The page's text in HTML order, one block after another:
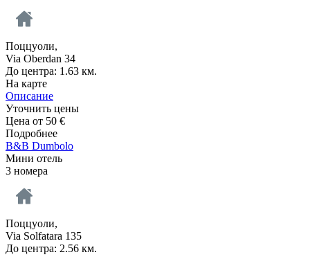
Поццуоли,
Via Oberdan 34
До центра: 1.63 км.
На карте
Описание
Уточнить цены
Цена от 50 €
Подробнее
B&B Dumbolo
Мини отель
3 номера
Поццуоли,
Via Solfatara 135
До центра: 2.56 км.